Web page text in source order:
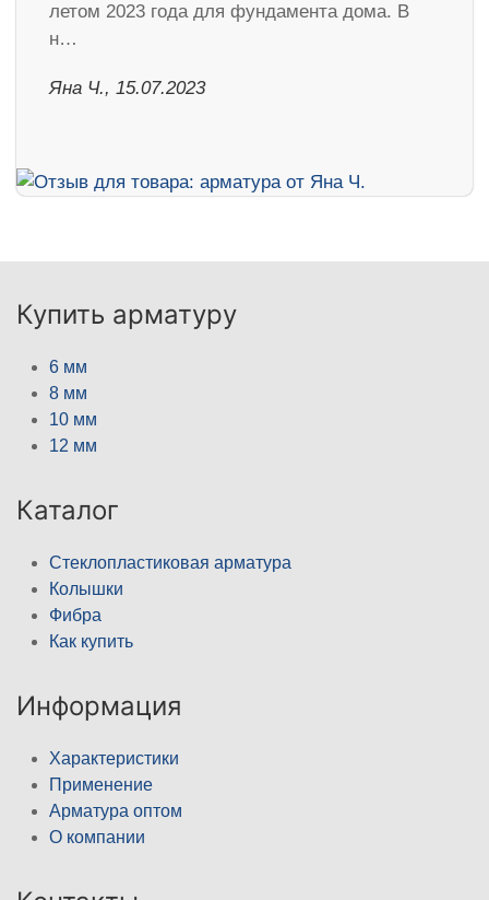
летом 2023 года для фундамента дома. В
н…
Яна Ч., 15.07.2023
Купить арматуру
6 мм
8 мм
10 мм
12 мм
Каталог
Стеклопластиковая арматура
Колышки
Фибра
Как купить
Информация
Характеристики
Применение
Арматура оптом
О компании